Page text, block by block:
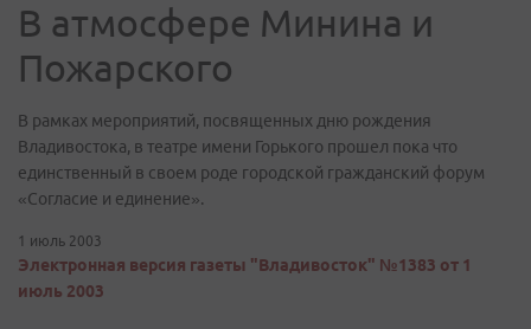
В атмосфере Минина и
Пожарского
В рамках мероприятий, посвященных дню рождения
Владивостока, в театре имени Горького прошел пока что
единственный в своем роде городской гражданский форум
«Согласие и единение».
1 июль 2003
Электронная версия газеты "Владивосток" №1383 от 1
июль 2003